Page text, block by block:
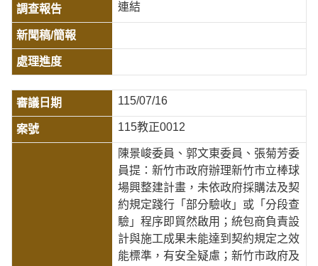
連結
115/07/16
115教正0012
陳景峻委員、郭文東委員、張菊芳委
員提：新竹市政府辦理新竹市立棒球
場興整建計畫，未依政府採購法及契
約規定踐行「部分驗收」或「分段查
驗」程序即貿然啟用；統包商負責設
計與施工成果未能達到契約規定之效
能標準，有安全疑慮；新竹市政府及